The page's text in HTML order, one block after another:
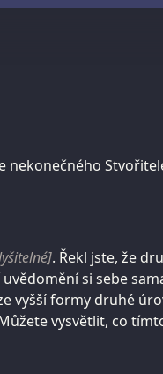
nekonečného
. Řekl jste, že
si sebe
vyšší formy druhé
vysvětlit, co